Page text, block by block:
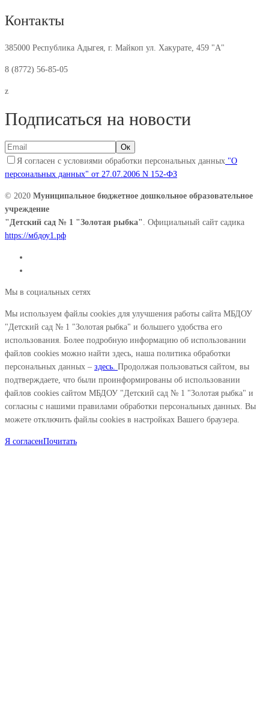
Контакты
385000 Республика Адыгея, г. Майкоп ул. Хакурате, 459 "А"
8 (8772) 56-85-05
z
Подписаться на новости
Я согласен с условиями обработки персональных данных "О
персональных данных" от 27.07.2006 N 152-ФЗ
© 2020 Муниципальное бюджетное дошкольное образовательное
учреждение
"Детский сад № 1 "Золотая рыбка" . Официальный сайт садика
https://мбдоу1.рф
Мы в социальных сетях
Мы используем файлы cookies для улучшения работы сайта МБДОУ
"Детский сад № 1 "Золотая рыбка" и большего удобства его
использования. Более подробную информацию об использовании
файлов cookies можно найти здесь, наша политика обработки
персональных данных – здесь. Продолжая пользоваться сайтом, вы
подтверждаете, что были проинформированы об использовании
файлов cookies сайтом МБДОУ "Детский сад № 1 "Золотая рыбка" и
согласны с нашими правилами обработки персональных данных. Вы
можете отключить файлы cookies в настройках Вашего браузера.
Я согласенПочитать